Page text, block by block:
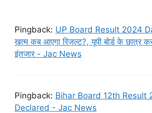
Pingback: UP Board Result 2024
खत्म कब आएगा रिजल्ट?, यूपी बोर्ड के छात्र
इंतजार - Jac News
Pingback: Bihar Board 12th Result
Declared - Jac News